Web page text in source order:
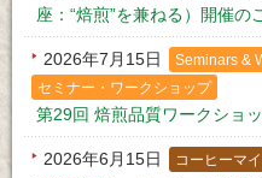
座：“焙煎”を兼ねる）開催の
2026年7月15日
Seminars &
セミナー・ワークショップ
第29回 焙煎品質ワークショ
2026年6月15日 コーヒーマ